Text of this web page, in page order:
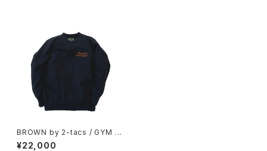
BROWN by 2-tacs / GYM C
REW（NAVY）
¥22,000